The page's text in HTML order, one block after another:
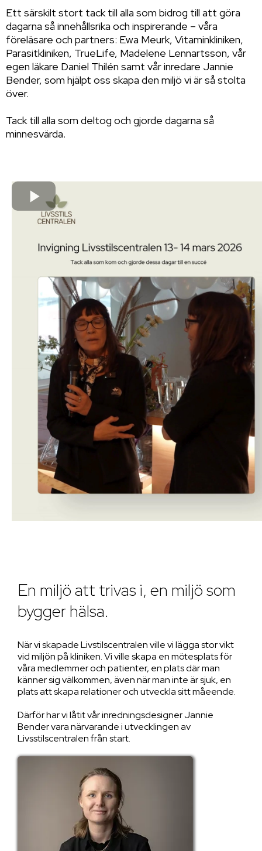
Ett särskilt stort tack till alla som bidrog till att göra
dagarna så innehållsrika och inspirerande – våra
föreläsare och partners: Ewa Meurk, Vitaminkliniken,
Parasitkliniken, TrueLife, Madelene Lennartsson, vår
egen läkare Daniel Thilén samt vår inredare Jannie
Bender, som hjälpt oss skapa den miljö vi är så stolta
över.
Tack till alla som deltog och gjorde dagarna så
minnesvärda.
En miljö att trivas i, en miljö som
bygger hälsa.
När vi skapade Livstilscentralen ville vi lägga stor vikt
vid miljön på kliniken. Vi ville skapa en mötesplats för
våra medlemmer och patienter, en plats där man
känner sig välkommen, även när man inte är sjuk, en
plats att skapa relationer och utveckla sitt måeende.
Därför har vi låtit vår inredningsdesigner Jannie
Bender vara närvarande i utvecklingen av
Livsstilscentralen från start.